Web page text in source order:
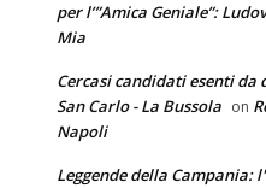
per l’”Amica Geniale”:
Mia
Cercasi candidati esenti
San Carlo - La Bussola on
Napoli
Leggende della Campania: